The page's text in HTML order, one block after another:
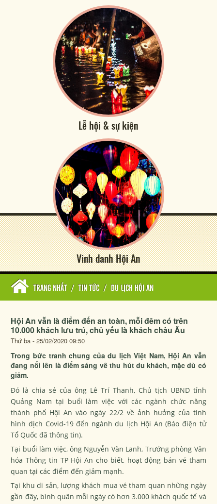
Lễ hội & sự kiện
Vinh danh Hội An
TRANG NHẤT / TIN TỨC / DU LỊCH HỘI AN
Hội An vẫn là điểm đến an toàn, mỗi đêm có trên
10.000 khách lưu trú, chủ yếu là khách châu Âu
Thứ ba - 25/02/2020 09:50
Trong bức tranh chung của du lịch Việt Nam, Hội An vẫn
đang nổi lên là điểm sáng về thu hút du khách, mặc dù có
giảm.
Đó là chia sẻ của ông Lê Trí Thanh, Chủ tịch UBND tỉnh
Quảng Nam tại buổi làm việc với các ngành chức năng
thành phố Hội An vào ngày 22/2 về ảnh hưởng của tình
hình dịch Covid-19 đến ngành du lịch Hội An (Báo điện tử
Tổ Quốc đã thông tin).
Tại buổi làm việc, ông Nguyễn Văn Lanh, Trưởng phòng Văn
hóa Thông tin TP Hội An cho biết, hoạt động bán vé tham
quan tại các điểm đến giảm mạnh.
Tại khu di sản, lượng khách mua vé tham quan những ngày
gần đây, bình quân mỗi ngày có hơn 3.000 khách quốc tế và